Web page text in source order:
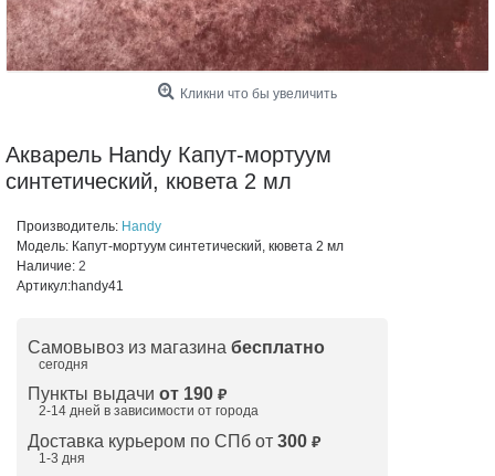
Кликни что бы увеличить
Акварель Handy Капут-мортуум
синтетический, кювета 2 мл
Производитель: Handy
Модель: Капут-мортуум синтетический, кювета 2 мл
Наличие: 2
Артикул:handy41
Самовывоз из магазина бесплатно
сегодня
Пункты выдачи от 190 ₽
2-14 дней в зависимости от города
Доставка курьером по СПб от 300 ₽
1-3 дня